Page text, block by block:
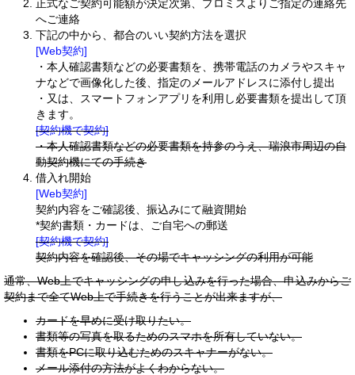
正式なご契約可能額が決定次第、プロミスよりご指定の連絡先
へご連絡
下記の中から、都合のいい契約方法を選択
[Web契約]
・本人確認書類などの必要書類を、携帯電話のカメラやスキャ
ナなどで画像化した後、指定のメールアドレスに添付し提出
・又は、スマートフォンアプリを利用し必要書類を提出して頂
きます。
[契約機で契約]
・本人確認書類などの必要書類を持参のうえ、瑞浪市周辺の自
動契約機にての手続き
借入れ開始
[Web契約]
契約内容をご確認後、振込みにて融資開始
*契約書類・カードは、ご自宅への郵送
[契約機で契約]
契約内容を確認後、その場でキャッシングの利用が可能
通常、Web上でキャッシングの申し込みを行った場合、申込みからご
契約まで全てWeb上で手続きを行うことが出来ますが、
カードを早めに受け取りたい。
書類等の写真を取るためのスマホを所有していない。
書類をPCに取り込むためのスキャナーがない。
メール添付の方法がよくわからない。